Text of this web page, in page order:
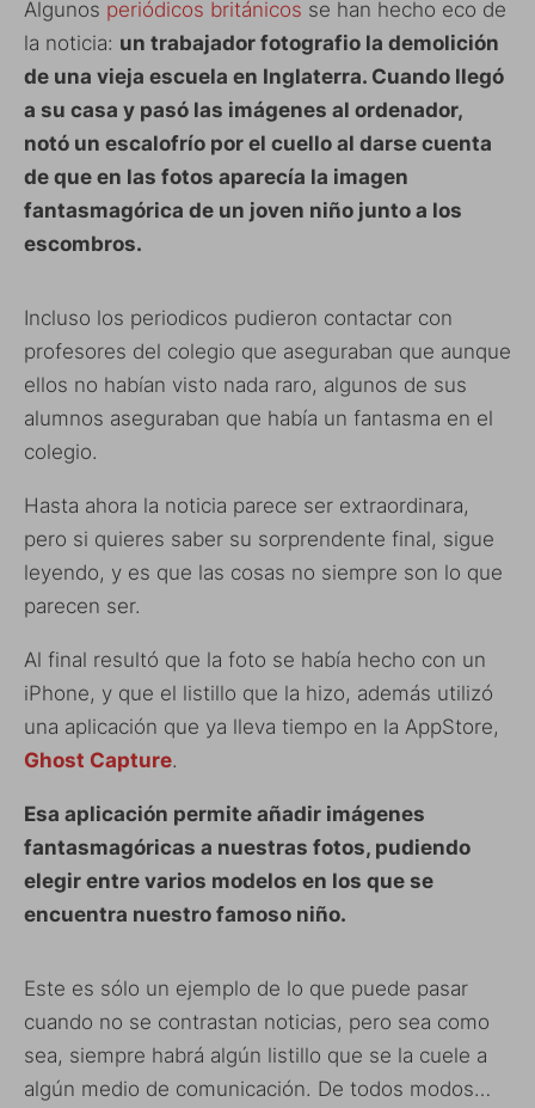
Algunos periódicos británicos se han hecho eco de
la noticia: un trabajador fotografio la demolición
de una vieja escuela en Inglaterra. Cuando llegó
a su casa y pasó las imágenes al ordenador,
notó un escalofrío por el cuello al darse cuenta
de que en las fotos aparecía la imagen
fantasmagórica de un joven niño junto a los
escombros.
Incluso los periodicos pudieron contactar con
profesores del colegio que aseguraban que aunque
ellos no habían visto nada raro, algunos de sus
alumnos aseguraban que había un fantasma en el
colegio.
Hasta ahora la noticia parece ser extraordinara,
pero si quieres saber su sorprendente final, sigue
leyendo, y es que las cosas no siempre son lo que
parecen ser.
Al final resultó que la foto se había hecho con un
iPhone, y que el listillo que la hizo, además utilizó
una aplicación que ya lleva tiempo en la AppStore,
Ghost Capture.
Esa aplicación permite añadir imágenes
fantasmagóricas a nuestras fotos, pudiendo
elegir entre varios modelos en los que se
encuentra nuestro famoso niño.
Este es sólo un ejemplo de lo que puede pasar
cuando no se contrastan noticias, pero sea como
sea, siempre habrá algún listillo que se la cuele a
algún medio de comunicación. De todos modos…